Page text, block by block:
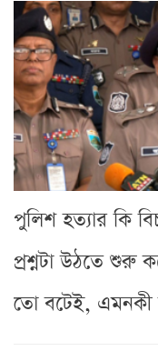
পুলিশ হত্যার কি
প্রশ্নটা উঠতে শুরু
তো বটেই, এমনকী